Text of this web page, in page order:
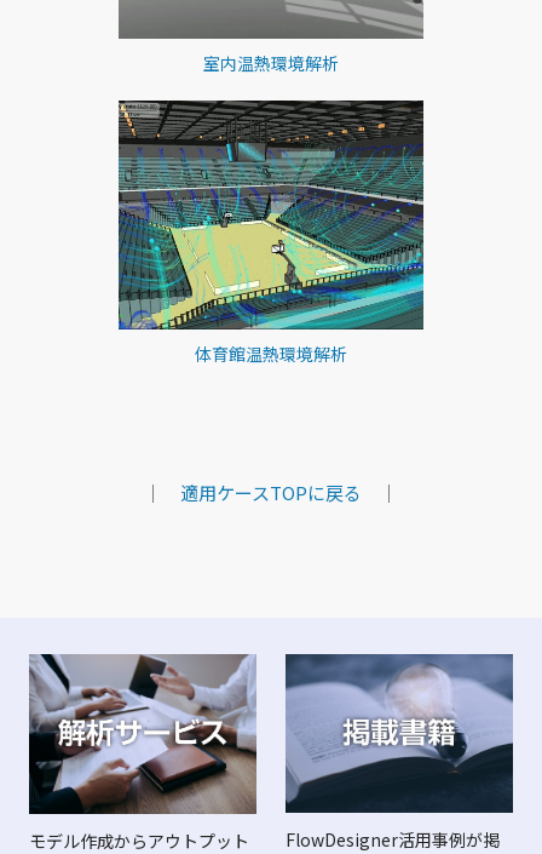
室内温熱環境解析
体育館温熱環境解析
｜ 適用ケースTOPに戻る ｜
モデル作成からアウトプット
FlowDesigner活用事例が掲